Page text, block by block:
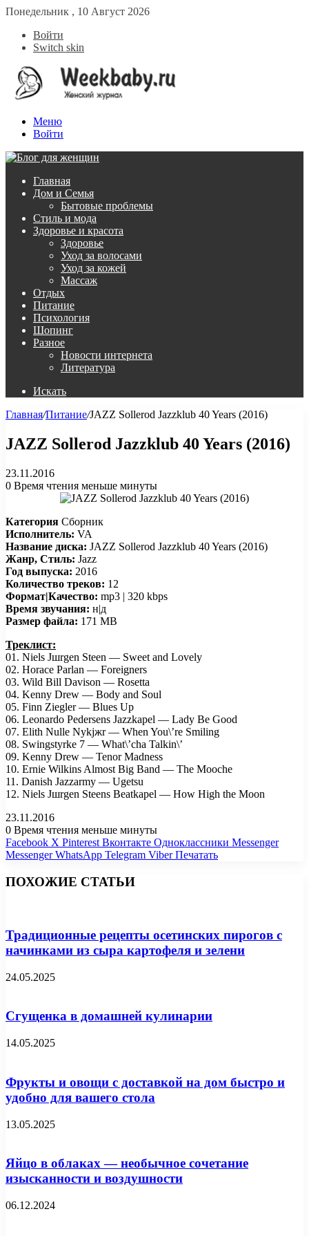
Понедельник , 10 Август 2026
Войти
Switch skin
Меню
Войти
Главная
Дом и Семья
Бытовые проблемы
Стиль и мода
Здоровье и красота
Здоровье
Уход за волосами
Уход за кожей
Массаж
Отдых
Питание
Психология
Шопинг
Разное
Новости интернета
Литература
Искать
Главная/Питание/JAZZ Sollerod Jazzklub 40 Years (2016)
JAZZ Sollerod Jazzklub 40 Years (2016)
23.11.2016
0 Время чтения меньше минуты
Категория Сборник
Исполнитель: VA
Название диска: JAZZ Sollerod Jazzklub 40 Years (2016)
Жанр, Стиль: Jazz
Год выпуска: 2016
Количество треков: 12
Формат|Качество: mp3 | 320 kbps
Время звучания: н|д
Размер файла: 171 MB
Треклист:
01. Niels Jшrgen Steen — Sweet and Lovely
02. Horace Parlan — Foreigners
03. Wild Bill Davison — Rosetta
04. Kenny Drew — Body and Soul
05. Finn Ziegler — Blues Up
06. Leonardo Pedersens Jazzkapel — Lady Be Good
07. Elith Nulle Nykjжr — When You\’re Smiling
08. Swingstyrke 7 — What\’cha Talkin\’
09. Kenny Drew — Tenor Madness
10. Ernie Wilkins Almost Big Band — The Mooche
11. Danish Jazzarmy — Ugetsu
12. Niels Jшrgen Steens Beatkapel — How High the Moon
23.11.2016
0 Время чтения меньше минуты
Facebook X Pinterest Вконтакте Одноклассники Messenger
Messenger WhatsApp Telegram Viber Печатать
ПОХОЖИЕ СТАТЬИ
Традиционные рецепты осетинских пирогов с
начинками из сыра картофеля и зелени
24.05.2025
Сгущенка в домашней кулинарии
14.05.2025
Фрукты и овощи с доставкой на дом быстро и
удобно для вашего стола
13.05.2025
Яйцо в облаках — необычное сочетание
изысканности и воздушности
06.12.2024